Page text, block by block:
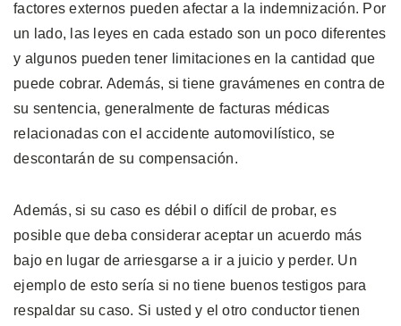
factores externos pueden afectar a la indemnización. Por
un lado, las leyes en cada estado son un poco diferentes
y algunos pueden tener limitaciones en la cantidad que
puede cobrar. Además, si tiene gravámenes en contra de
su sentencia, generalmente de facturas médicas
relacionadas con el accidente automovilístico, se
descontarán de su compensación.
Además, si su caso es débil o difícil de probar, es
posible que deba considerar aceptar un acuerdo más
bajo en lugar de arriesgarse a ir a juicio y perder. Un
ejemplo de esto sería si no tiene buenos testigos para
respaldar su caso. Si usted y el otro conductor tienen